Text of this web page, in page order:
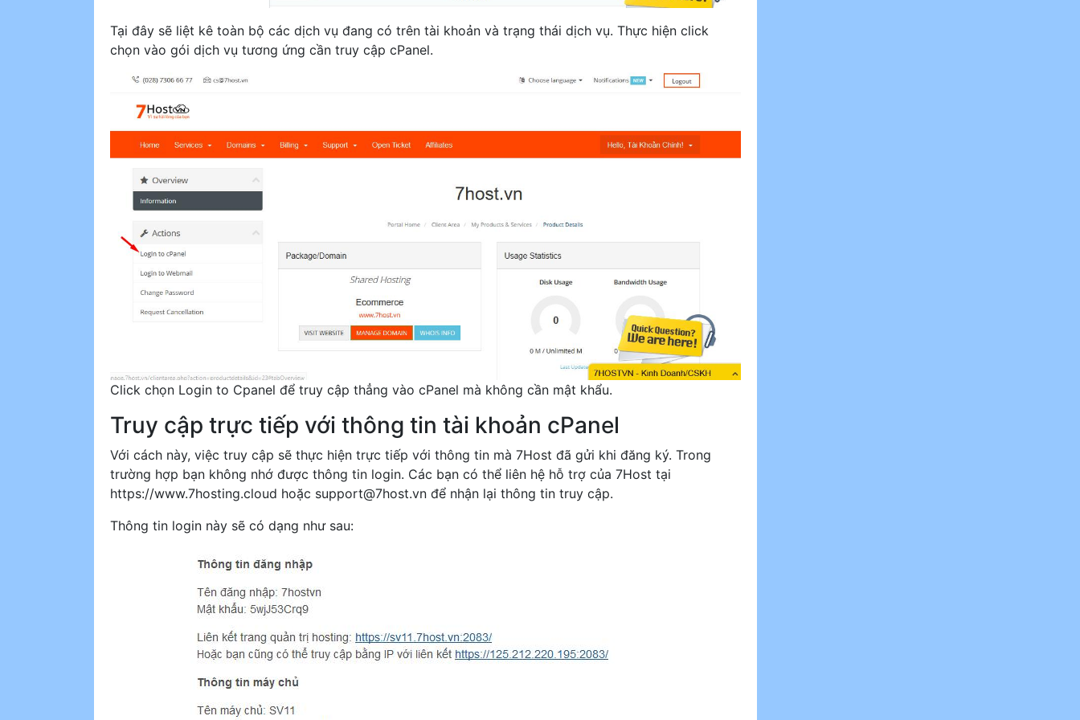
Tại đây sẽ liệt kê toàn bộ các dịch vụ đang có trên tài khoản và trạng thái dịch vụ. Thực hiện click
chọn vào gói dịch vụ tương ứng cần truy cập cPanel.
Click chọn Login to Cpanel để truy cập thẳng vào cPanel mà không cần mật khẩu.
Truy cập trực tiếp với thông tin tài khoản cPanel
Với cách này, việc truy cập sẽ thực hiện trực tiếp với thông tin mà 7Host đã gửi khi đăng ký. Trong
trường hợp bạn không nhớ được thông tin login. Các bạn có thể liên hệ hỗ trợ của 7Host tại
https://www.7hosting.cloud hoặc support@7host.vn để nhận lại thông tin truy cập.
Thông tin login này sẽ có dạng như sau: